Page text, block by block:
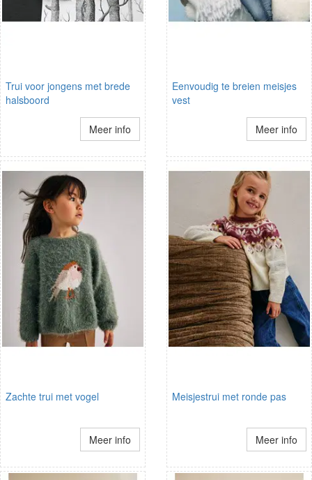
Trui voor jongens met brede
halsboord
Meer info
Eenvoudig te breien meisjes
vest
Meer info
Zachte trui met vogel
Meer info
Meisjestrui met ronde pas
Meer info